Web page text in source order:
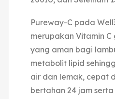
Pureway-C pada
merupakan Vitamin C
yang aman bagi
metabolit lipid
air dan lemak, cepat
bertahan 24 jam